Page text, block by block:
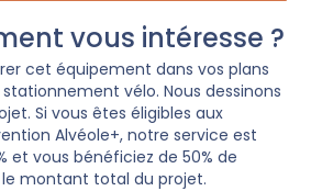
vous intéresse ?
cet équipement dans vos plans
vélo. Nous dessinons
Si vous êtes éligibles aux
Alvéole+, notre service est
et vous bénéficiez de 50% de
montant total du projet.